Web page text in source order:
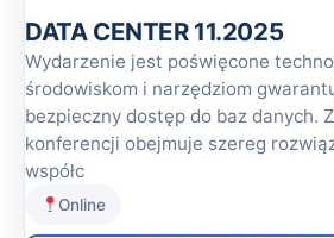
DATA CENTER 11.2025
Wydarzenie jest poświęcone
środowiskom i narzędziom
bezpieczny dostęp do baz danych.
konferencji obejmuje szereg
współc
Online